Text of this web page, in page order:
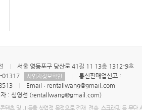
서울 영등포구 당산로 41길 11 13층 1312-9호
01317
사업자정보확인
통신판매업신고 :
Email : rentallwang@gmail.com
자 : 심영선 (rentallwang@gmail.com)
텐츠 및 UI등을 상업적 목적으로 전재, 전송, 스크래핑 등 무단